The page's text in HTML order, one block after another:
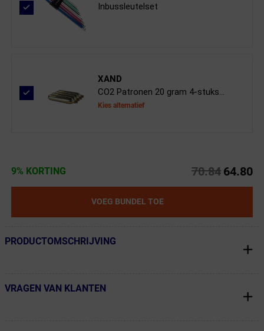
Inbussleutelset
XAND
CO2 Patronen 20 gram 4-stuks...
Kies alternatief
9% KORTING 70.84 64.80
VOEG BUNDEL TOE
← Terug naar productnavigatie
PRODUCTOMSCHRIJVING
← Terug naar productnavigatie
VRAGEN VAN KLANTEN